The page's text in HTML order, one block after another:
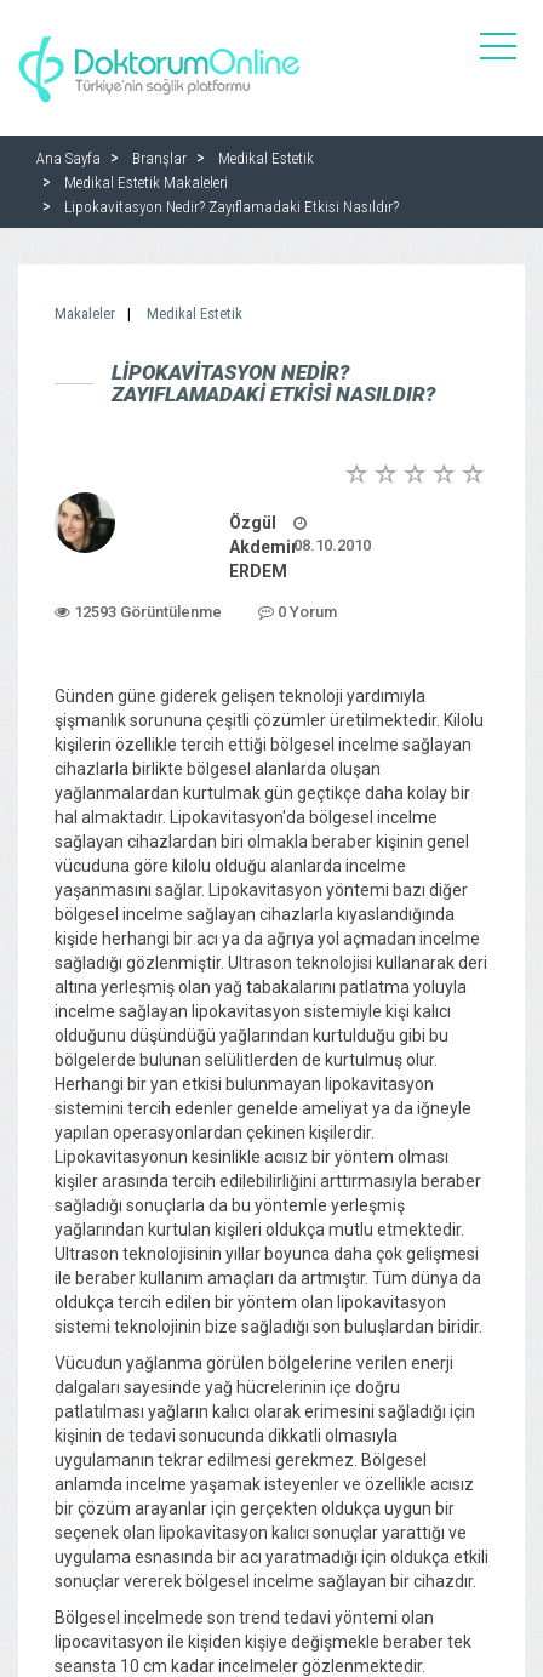
toggle
Ana Sayfa Branşlar
Medikal Estetik
Medikal Estetik Makaleleri
Lipokavitasyon Nedir? Zayıflamadaki Etkisi Nasıldır?
Makaleler Medikal Estetik
LIPOKAVITASYON NEDIR?
ZAYIFLAMADAKI ETKISI NASILDIR?
Özgül
Akdemir
ERDEM
08.10.2010
12593 Görüntülenme 0 Yorum
Günden güne giderek gelişen teknoloji yardımıyla
şişmanlık sorununa çeşitli çözümler üretilmektedir. Kilolu
kişilerin özellikle tercih ettiği bölgesel incelme sağlayan
cihazlarla birlikte bölgesel alanlarda oluşan
yağlanmalardan kurtulmak gün geçtikçe daha kolay bir
hal almaktadır. Lipokavitasyon'da bölgesel incelme
sağlayan cihazlardan biri olmakla beraber kişinin genel
vücuduna göre kilolu olduğu alanlarda incelme
yaşanmasını sağlar. Lipokavitasyon yöntemi bazı diğer
bölgesel incelme sağlayan cihazlarla kıyaslandığında
kişide herhangi bir acı ya da ağrıya yol açmadan incelme
sağladığı gözlenmiştir. Ultrason teknolojisi kullanarak deri
altına yerleşmiş olan yağ tabakalarını patlatma yoluyla
incelme sağlayan lipokavitasyon sistemiyle kişi kalıcı
olduğunu düşündüğü yağlarından kurtulduğu gibi bu
bölgelerde bulunan selülitlerden de kurtulmuş olur.
Herhangi bir yan etkisi bulunmayan lipokavitasyon
sistemini tercih edenler genelde ameliyat ya da iğneyle
yapılan operasyonlardan çekinen kişilerdir.
Lipokavitasyonun kesinlikle acısız bir yöntem olması
kişiler arasında tercih edilebilirliğini arttırmasıyla beraber
sağladığı sonuçlarla da bu yöntemle yerleşmiş
yağlarından kurtulan kişileri oldukça mutlu etmektedir.
Ultrason teknolojisinin yıllar boyunca daha çok gelişmesi
ile beraber kullanım amaçları da artmıştır. Tüm dünya da
oldukça tercih edilen bir yöntem olan lipokavitasyon
sistemi teknolojinin bize sağladığı son buluşlardan biridir.
Vücudun yağlanma görülen bölgelerine verilen enerji
dalgaları sayesinde yağ hücrelerinin içe doğru
patlatılması yağların kalıcı olarak erimesini sağladığı için
kişinin de tedavi sonucunda dikkatli olmasıyla
uygulamanın tekrar edilmesi gerekmez. Bölgesel
anlamda incelme yaşamak isteyenler ve özellikle acısız
bir çözüm arayanlar için gerçekten oldukça uygun bir
seçenek olan lipokavitasyon kalıcı sonuçlar yarattığı ve
uygulama esnasında bir acı yaratmadığı için oldukça etkili
sonuçlar vererek bölgesel incelme sağlayan bir cihazdır.
Bölgesel incelmede son trend tedavi yöntemi olan
lipocavitasyon ile kişiden kişiye değişmekle beraber tek
seansta 10 cm kadar incelmeler gözlenmektedir.